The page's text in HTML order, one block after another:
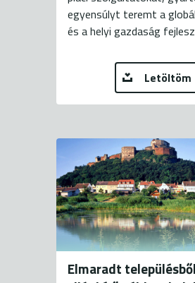
egyensúlyt teremt a
és a helyi gazdaság
Letöltöm
Elmaradt településből